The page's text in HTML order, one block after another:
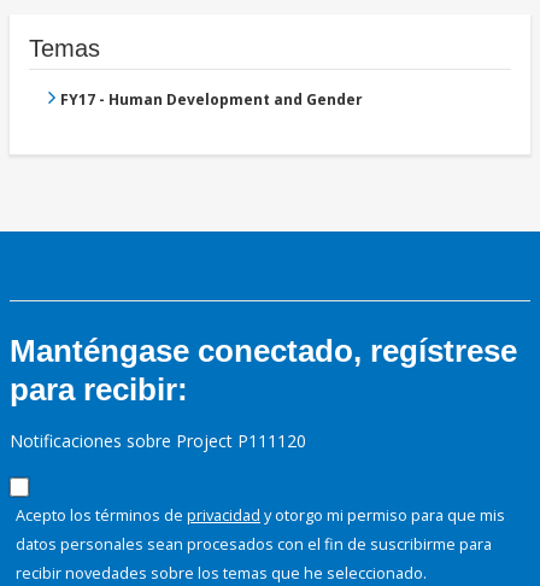
Temas
FY17 - Human Development and Gender
Manténgase conectado, regístrese
para recibir:
Notificaciones sobre Project P111120
Acepto los términos de privacidad y otorgo mi permiso para que mis
datos personales sean procesados con el fin de suscribirme para
recibir novedades sobre los temas que he seleccionado.